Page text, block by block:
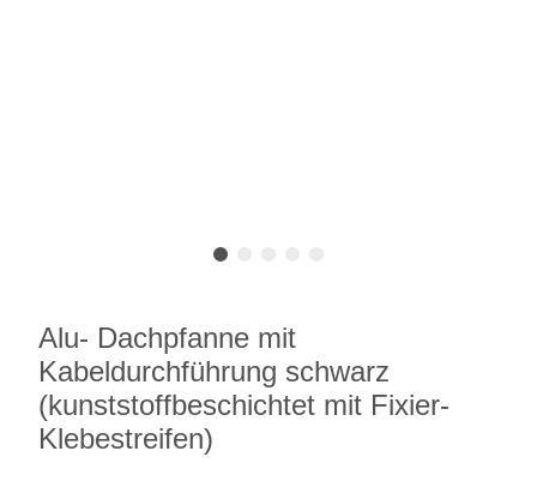
Alu- Dachpfanne mit
Kabeldurchführung schwarz
(kunststoffbeschichtet mit Fixier-
Klebestreifen)